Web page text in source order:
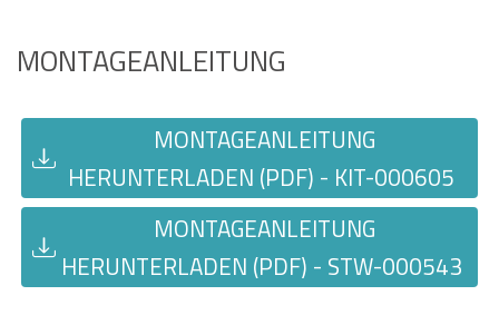
MONTAGEANLEITUNG
MONTAGEANLEITUNG
HERUNTERLADEN (PDF) - KIT-000605
MONTAGEANLEITUNG
HERUNTERLADEN (PDF) - STW-000543